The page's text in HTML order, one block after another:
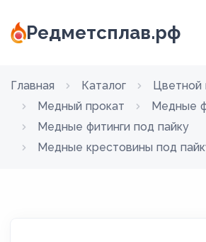
Редметсплав.рф
Главная Каталог
Цветной
Медный прокат
Медные
Медные фитинги под пайку
Медные крестовины под